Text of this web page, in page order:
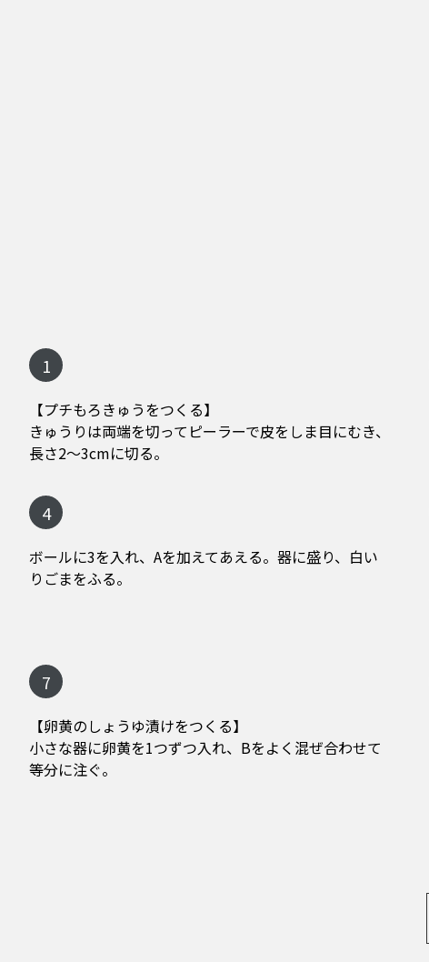
1
【プチもろきゅうをつくる】
きゅうりは両端を切ってピーラーで皮をしま目にむき、
長さ2～3cmに切る。
4
ボールに3を入れ、Aを加えてあえる。器に盛り、白い
りごまをふる。
7
【卵黄のしょうゆ漬けをつくる】
小さな器に卵黄を1つずつ入れ、Bをよく混ぜ合わせて
等分に注ぐ。